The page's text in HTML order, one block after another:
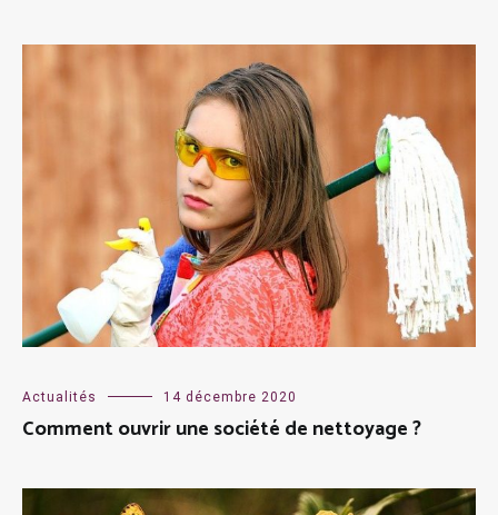
Actualités 14 décembre 2020
Comment ouvrir une société de nettoyage ?